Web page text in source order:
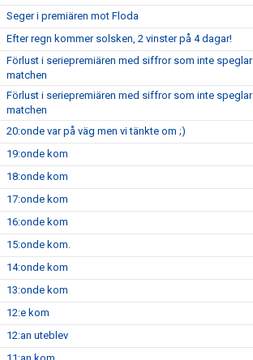
Seger i premiären mot Floda
Efter regn kommer solsken, 2 vinster på 4 dagar!
Förlust i seriepremiären med siffror som inte speglar
matchen
Förlust i seriepremiären med siffror som inte speglar
matchen
20:onde var på väg men vi tänkte om ;)
19:onde kom
18:onde kom
17:onde kom
16:onde kom
15:onde kom.
14:onde kom
13:onde kom
12:e kom
12:an uteblev